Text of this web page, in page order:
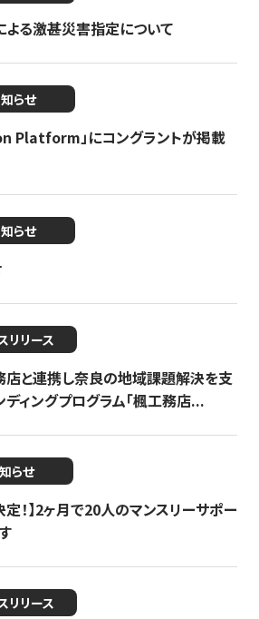
る激甚災害指定について
らせ
Platform」にコングラントが掲載
らせ
リリース
店と連携し奈良の地域課題解決を支
ディングプログラム「楓工務店...
らせ
！】2ヶ月で20人のマンスリーサポー
リリース